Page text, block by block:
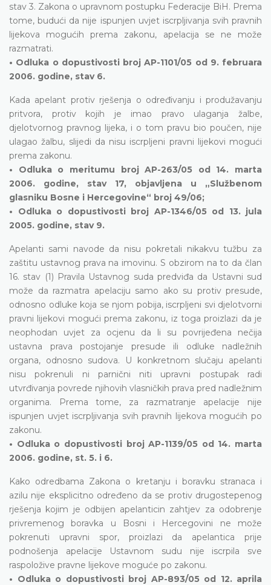
stav 3. Zakona o upravnom postupku Federacije BiH. Prema
tome, budući da nije ispunjen uvjet iscrpljivanja svih pravnih
lijekova mogućih prema zakonu, apelacija se ne može
razmatrati.
• Odluka o dopustivosti broj AP-1101/05 od 9. februara
2006. godine, stav 6.
Kada apelant protiv rješenja o određivanju i produžavanju
pritvora, protiv kojih je imao pravo ulaganja žalbe,
djelotvornog pravnog lijeka, i o tom pravu bio poučen, nije
ulagao žalbu, slijedi da nisu iscrpljeni pravni lijekovi mogući
prema zakonu.
• Odluka o meritumu broj AP-263/05 od 14. marta
2006. godine, stav 17, objavljena u „Službenom
glasniku Bosne i Hercegovine“ broj 49/06;
• Odluka o dopustivosti broj AP-1346/05 od 13. jula
2005. godine, stav 9.
Apelanti sami navode da nisu pokretali nikakvu tužbu za
zaštitu ustavnog prava na imovinu. S obzirom na to da član
16. stav (1) Pravila Ustavnog suda predviđa da Ustavni sud
može da razmatra apelaciju samo ako su protiv presude,
odnosno odluke koja se njom pobija, iscrpljeni svi djelotvorni
pravni lijekovi mogući prema zakonu, iz toga proizlazi da je
neophodan uvjet za ocjenu da li su povrijeđena nečija
ustavna prava postojanje presude ili odluke nadležnih
organa, odnosno sudova. U konkretnom slučaju apelanti
nisu pokrenuli ni parnični niti upravni postupak radi
utvrđivanja povrede njihovih vlasničkih prava pred nadležnim
organima. Prema tome, za razmatranje apelacije nije
ispunjen uvjet iscrpljivanja svih pravnih lijekova mogućih po
zakonu.
• Odluka o dopustivosti broj AP-1139/05 od 14. marta
2006. godine, st. 5. i 6.
Kako odredbama Zakona o kretanju i boravku stranaca i
azilu nije eksplicitno određeno da se protiv drugostepenog
rješenja kojim je odbijen apelanticin zahtjev za odobrenje
privremenog boravka u Bosni i Hercegovini ne može
pokrenuti upravni spor, proizlazi da apelantica prije
podnošenja apelacije Ustavnom sudu nije iscrpila sve
raspoložive pravne lijekove moguće po zakonu.
• Odluka o dopustivosti broj AP-893/05 od 12. aprila